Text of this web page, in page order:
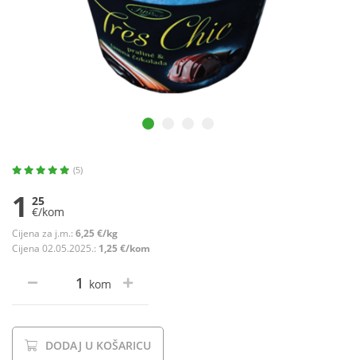
(5)
1 25
€/kom
Cijena za j.m.: 6,25 €/kg
Cijena 02.05.2025.: 1,25 €/kom
kom
DODAJ U KOŠARICU